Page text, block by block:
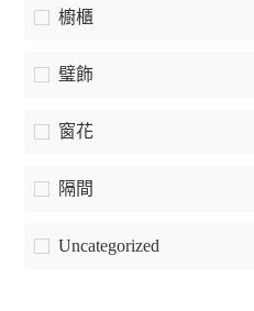
櫥櫃
璧飾
窗花
隔間
Uncategorized